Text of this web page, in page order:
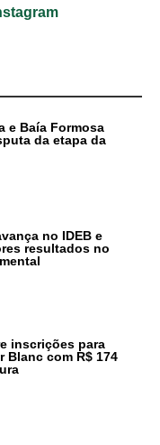
e Baía Formosa
da etapa da
no IDEB e
resultados no
inscrições para
Blanc com R$ 174